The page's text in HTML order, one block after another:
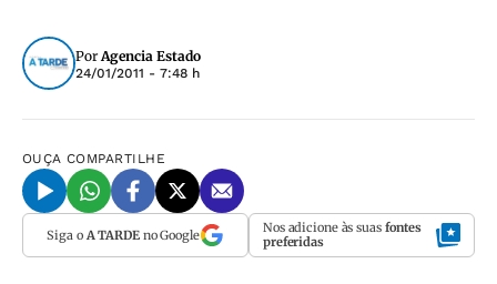
PorAgencia Estado
24/01/2011 - 7:48 h
OUÇA COMPARTILHE
Siga o A TARDEno Google Nos adicione às suas fontes
preferidas